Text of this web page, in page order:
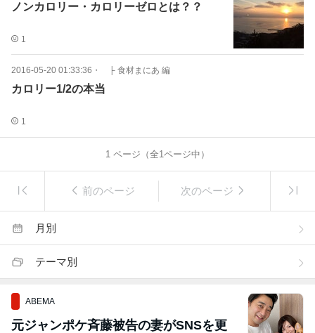
ノンカロリー・カロリーゼロとは？？
1
2016-05-20 01:33:36 ・ ├ 食材まにあ 編
カロリー1/2の本当
1
1 ページ（全1ページ中）
前のページ 次のページ
月別
テーマ別
ABEMA
元ジャンポケ斉藤被告の妻がSNSを更